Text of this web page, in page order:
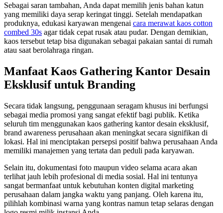
Sebagai saran tambahan, Anda dapat memilih jenis bahan katun
yang memiliki daya serap keringat tinggi. Setelah mendapatkan
produknya, edukasi karyawan mengenai cara merawat kaos cotton
combed 30s agar tidak cepat rusak atau pudar. Dengan demikian,
kaos tersebut tetap bisa digunakan sebagai pakaian santai di rumah
atau saat berolahraga ringan.
Manfaat Kaos Gathering Kantor Desain
Eksklusif untuk Branding
Secara tidak langsung, penggunaan seragam khusus ini berfungsi
sebagai media promosi yang sangat efektif bagi publik. Ketika
seluruh tim menggunakan kaos gathering kantor desain eksklusif,
brand awareness perusahaan akan meningkat secara signifikan di
lokasi. Hal ini menciptakan persepsi positif bahwa perusahaan Anda
memiliki manajemen yang tertata dan peduli pada karyawan.
Selain itu, dokumentasi foto maupun video selama acara akan
terlihat jauh lebih profesional di media sosial. Hal ini tentunya
sangat bermanfaat untuk kebutuhan konten digital marketing
perusahaan dalam jangka waktu yang panjang. Oleh karena itu,
pilihlah kombinasi warna yang kontras namun tetap selaras dengan